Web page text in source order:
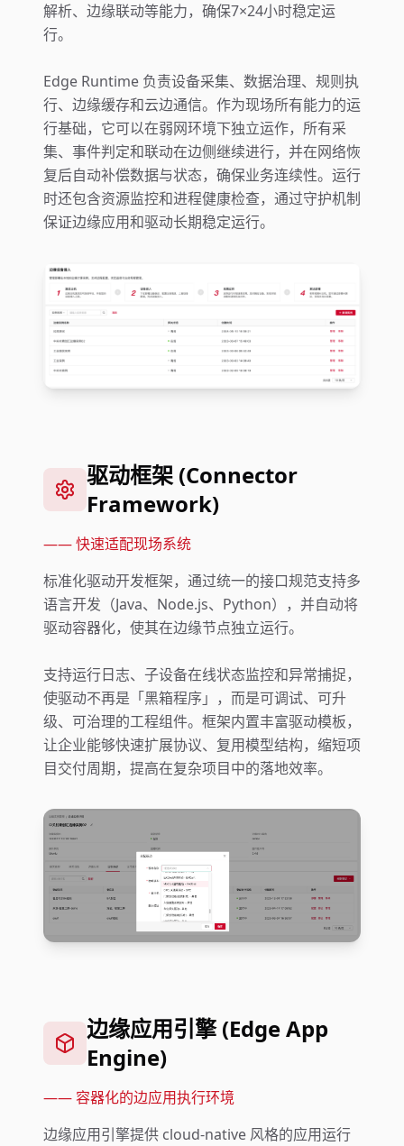
解析、边缘联动等能力，确保7×24小时稳定运
行。
Edge Runtime 负责设备采集、数据治理、规则执
行、边缘缓存和云边通信。作为现场所有能力的运
行基础，它可以在弱网环境下独立运作，所有采
集、事件判定和联动在边侧继续进行，并在网络恢
复后自动补偿数据与状态，确保业务连续性。运行
时还包含资源监控和进程健康检查，通过守护机制
保证边缘应用和驱动长期稳定运行。
驱动框架 (Connector
Framework)
——快速适配现场系统
标准化驱动开发框架，通过统一的接口规范支持多
语言开发（Java、Node.js、Python），并自动将
驱动容器化，使其在边缘节点独立运行。
支持运行日志、子设备在线状态监控和异常捕捉，
使驱动不再是「黑箱程序」，而是可调试、可升
级、可治理的工程组件。框架内置丰富驱动模板，
让企业能够快速扩展协议、复用模型结构，缩短项
目交付周期，提高在复杂项目中的落地效率。
边缘应用引擎 (Edge App
Engine)
—— 容器化的边应用执行环境
边缘应用引擎提供 cloud-native 风格的应用运行